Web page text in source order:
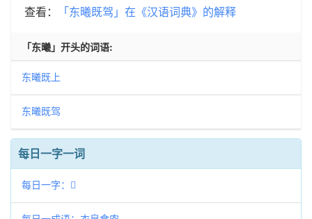
查看：
「东曦既驾」在《汉语词典》的解释
「东曦」开头的词语:
东曦既上
东曦既驾
每日一字一词
每日一字：𡑦